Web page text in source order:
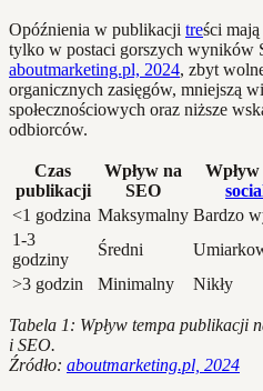
Opóźnienia w publikacji treści
tylko w postaci gorszych wyników
aboutmarketing.pl, 2024, zbyt
organicznych zasięgów, mniejszą
społecznościowych oraz niższe
odbiorców.
Czas
publikacji
Wpływ na
SEO
Wpływ
<1 godzina Maksymalny Bardzo
1-3
godziny
Średni
>3 godzin
Minimalny Nikły
Tabela 1: Wpływ tempa publikacji
i SEO.
Źródło: aboutmarketing.pl, 2024